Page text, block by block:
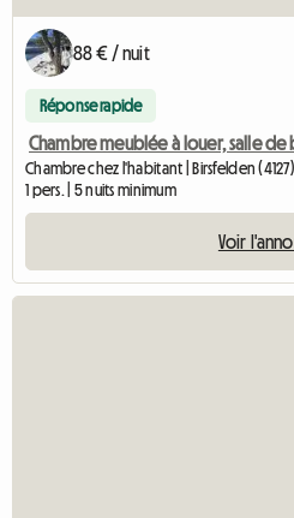
88 € / nuit
Réponse rapide
Chambre chez l'habitant | Birsfelden
1 pers. | 5 nuits minimum
Voir